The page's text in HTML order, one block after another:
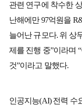
관련 연구에 착수한
난해에만 97억원을
늘어난 규모다. 위 상
제를 진행 중”이라며
것”이라고 말했다.
인공지능(AI) 전력 수